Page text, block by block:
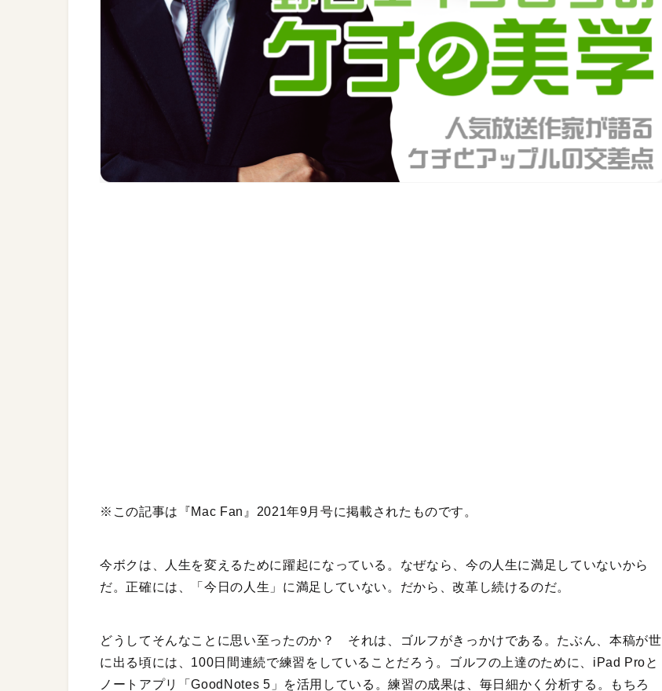
※この記事は『Mac Fan』2021年9月号に掲載されたものです。
今ボクは、人生を変えるために躍起になっている。なぜなら、今の人生に満足していないから
だ。正確には、「今日の人生」に満足していない。だから、改革し続けるのだ。
どうしてそんなことに思い至ったのか？ それは、ゴルフがきっかけである。たぶん、本稿が世
に出る頃には、100日間連続で練習をしていることだろう。ゴルフの上達のために、iPad Proと
ノートアプリ「GoodNotes 5」を活用している。練習の成果は、毎日細かく分析する。もちろ